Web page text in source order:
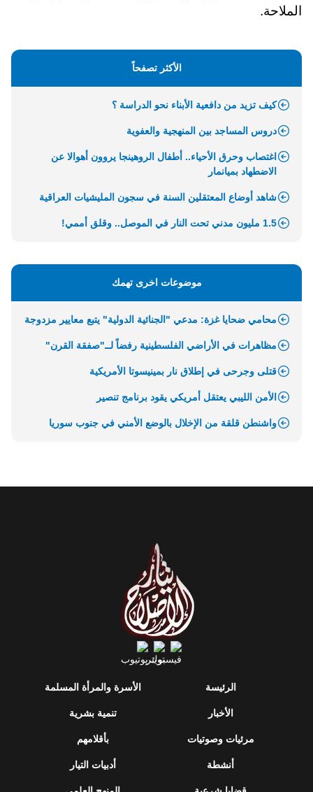
الملاحة.
الأكثر تصفحاً
كيف تزيد من دافعية الأبناء نحو الدراسة ؟
دروس المساجد بين المنهجية والعفوية
اغتصاب وحرق الأحياء.. أطفال الروهينجا يروون أهوالا عن
الاضطهاد بميانمار
شاهد أوضاع المعتقلين السنة في سجون المليشيات العراقية
1.5 مليون مدني تحت النار في الموصل.. وقلق أممي!
موضوعات اخرى تهمك
محامي ضحايا غزة: مدعي "الجنائية الدولية" يتبع معايير مزدوجة
مظاهرات في الأراضي الفلسطينية رفضاً لــ"صفقة القرن"
قتلى وجرحى في إطلاق نار بمينيسوتا الأمريكية
الأمن الليبي يعتقل أمريكي يقود برنامج تنصير
واشنطن قلقة من الإخلال بالوضع الأمني في جنوب سوريا
الرئيسة
الأخبار
مرئيات وصوتيات
أنشطة
الأسرة والمرأة المسلمة
تنمية بشرية
بأقلامهم
أدبيات التيار